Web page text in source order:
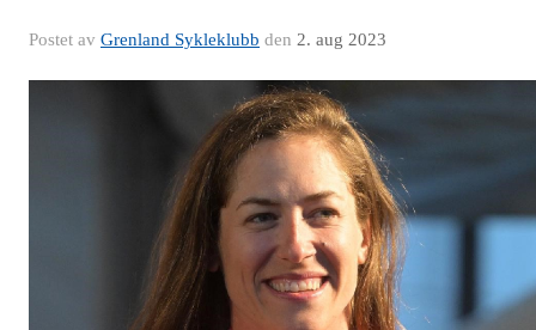
Postet av Grenland Sykleklubb den 2. aug 2023